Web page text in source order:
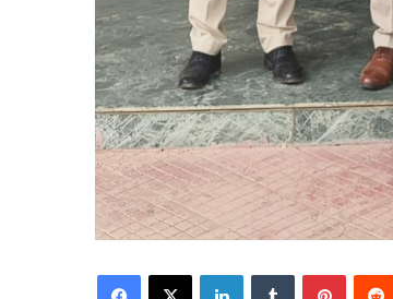
FacebookX LinkedInTumblr